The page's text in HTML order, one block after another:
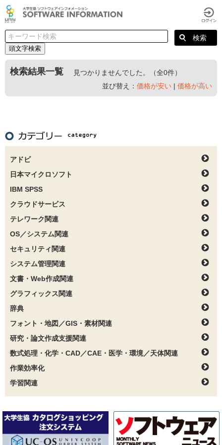
頭文字検索
検索結果一覧
見つかりませんでした。（全0件）
並び替え： 価格が安い | 価格が高い
アドビ
日本マイクロソフト
IBM SPSS
クラウドサービス
テレワーク関連
OS／システム関連
セキュリティ関連
システム管理関連
文書・Web作成関連
グラフィックス関連
辞典
フォント・地図／GIS・素材関連
研究・論文作成支援関連
数式処理・化学・CAD／CAE・医学・環境／天体関連
作業効率化
学習関連